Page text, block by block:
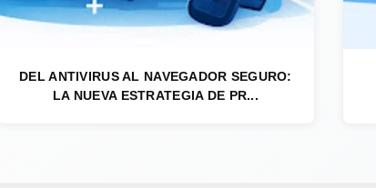
DEL ANTIVIRUS AL NAVEGADOR SEGURO:
LA NUEVA ESTRATEGIA DE PR...